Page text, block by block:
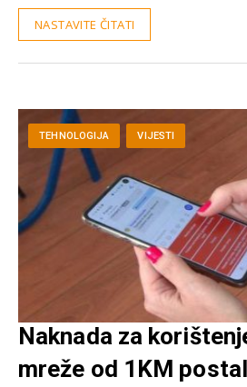
NASTAVITE ČITATI
TEHNOLOGIJA VIJESTI
Naknada za
mreže od 1KM